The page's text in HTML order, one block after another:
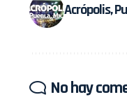
Acrópolis,
No hay